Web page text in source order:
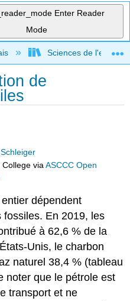
Enter Reader
Mode
hierarchy
Sciences de
de
College viaASCCC Open
dépendent
En 2019, les
à 62,6 % de la
Unis, le charbon
naturel 38,4 % (tableau
noter que le pétrole est
transport et ne